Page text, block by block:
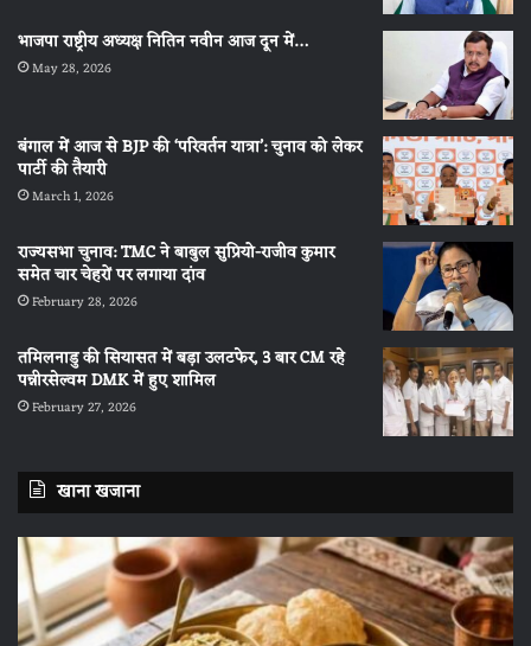
भाजपा राष्ट्रीय अध्यक्ष नितिन नवीन आज दून में…
May 28, 2026
बंगाल में आज से BJP की ‘परिवर्तन यात्रा’: चुनाव को लेकर
पार्टी की तैयारी
March 1, 2026
राज्यसभा चुनाव: TMC ने बाबुल सुप्रियो-राजीव कुमार
समेत चार चेहरों पर लगाया दांव
February 28, 2026
तमिलनाडु की सियासत में बड़ा उलटफेर, 3 बार CM रहे
पन्नीरसेल्वम DMK में हुए शामिल
February 27, 2026
खाना खजाना